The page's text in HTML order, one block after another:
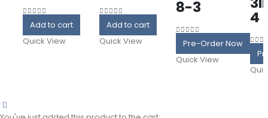
Add to cart
Quick View
Add to cart
Quick View
8-3
out of 5
Pre-Order Now
Quick View
4